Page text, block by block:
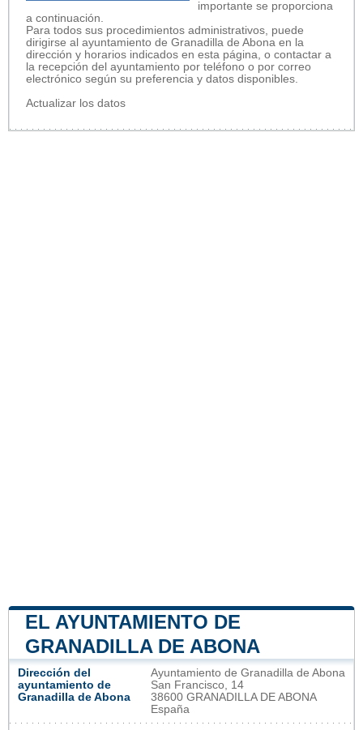
importante se proporciona
a continuación.
Para todos sus procedimientos administrativos, puede
dirigirse al ayuntamiento de Granadilla de Abona en la
dirección y horarios indicados en esta página, o contactar a
la recepción del ayuntamiento por teléfono o por correo
electrónico según su preferencia y datos disponibles.
Actualizar los datos
EL AYUNTAMIENTO DE
GRANADILLA DE ABONA
Dirección del
ayuntamiento de
Granadilla de Abona
Ayuntamiento de Granadilla de Abona
San Francisco, 14
38600 GRANADILLA DE ABONA
España